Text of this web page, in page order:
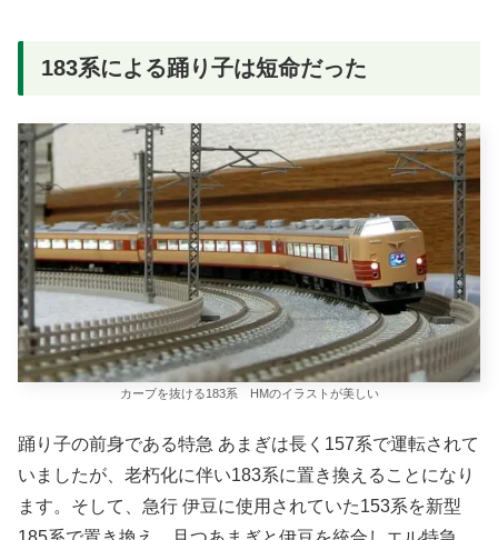
183系による踊り子は短命だった
カーブを抜ける183系 HMのイラストが美しい
踊り子の前身である特急 あまぎは長く157系で運転されて
いましたが、老朽化に伴い183系に置き換えることになり
ます。そして、急行 伊豆に使用されていた153系を新型